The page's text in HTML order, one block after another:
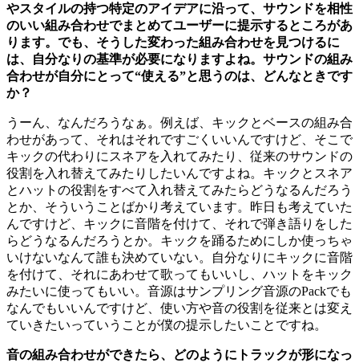
やスタイルの持つ特定のアイデアに沿って、サウンドを相性
のいい組み合わせでまとめてユーザーに提示するところがあ
ります。でも、そうした変わった組み合わせを見つけるに
は、自分なりの基準が必要になりますよね。サウンドの組み
合わせが自分にとって“使える”と思うのは、どんなときです
か？
うーん、なんだろうなぁ。例えば、キックとベースの組み合
わせがあって、それはそれですごくいいんですけど、そこで
キックの代わりにスネアを入れてみたり、従来のサウンドの
役割を入れ替えてみたりしたいんですよね。キックとスネア
とハットの役割をすべて入れ替えてみたらどうなるんだろう
とか、そういうことばかり考えています。昨日も考えていた
んですけど、キックに音階を付けて、それで弾き語りをした
らどうなるんだろうとか。キックを踊るためにしか使っちゃ
いけないなんて誰も決めていない。自分なりにキックに音階
を付けて、それにあわせて歌ってもいいし、ハットをキック
みたいに使ってもいい。音源はサンプリング音源のPackでも
なんでもいいんですけど、使い方や音の役割を従来とは変え
ていきたいっていうことが僕の提示したいことですね。
音の組み合わせができたら、どのようにトラックが形になっ